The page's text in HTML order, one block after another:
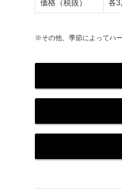
価格（税抜） 各
※その他、季節によってハ